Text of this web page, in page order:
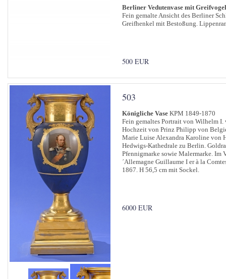
Berliner Vedutenvase mit
Fein gemalte Ansicht des Berliner
Greifhenkel mit Bestoßung.
500 EUR
503
Königliche Vase KPM 1849-1870
Fein gemaltes Portrait von Wilhelm I.
Hochzeit von Prinz Philipp von
Marie Luise Alexandra Karoline von
Hedwigs-Kathedrale zu Berlin.
Pfennigmarke sowie Malermarke. Im
´Allemagne Guillaume I er à la
1867. H 56,5 cm mit Sockel.
6000 EUR